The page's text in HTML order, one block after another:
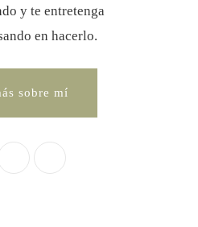
y te entretenga
en hacerlo.
sobre mí